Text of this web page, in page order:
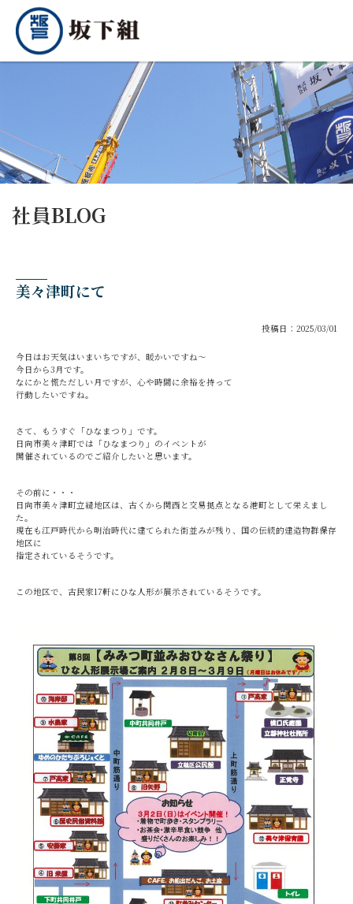
社員BLOG
美々津町にて
投稿日：2025/03/01
今日はお天気はいまいちですが、暖かいですね～
今日から3月です。
なにかと慌ただしい月ですが、心や時間に余裕を持って
行動したいですね。
さて、もうすぐ「ひなまつり」です。
日向市美々津町では「ひなまつり」のイベントが
開催されているのでご紹介したいと思います。
その前に・・・
日向市美々津町立縫地区は、古くから関西と交易拠点となる港町として栄えまし
た。
現在も江戸時代から明治時代に建てられた街並みが残り、国の伝統的建造物群保存
地区に
指定されているそうです。
この地区で、古民家17軒にひな人形が展示されているそうです。